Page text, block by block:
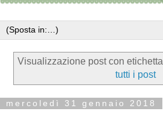
Visualizzazione post con etichetta
tutti i post
mercoledì 31 gennaio 2018